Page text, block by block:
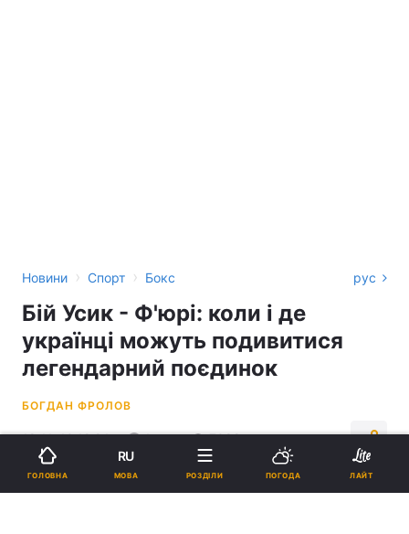
Новини › Спорт › Бокс рус
Бій Усик - Ф'юрі: коли і де
українці можуть подивитися
легендарний поєдинок
БОГДАН ФРОЛОВ
18:11, 10.12.24 1 хв. 7088
Підпишіться на нас в Google
ГОЛОВНА
RU
МОВА РОЗДІЛИ ПОГОДА ЛАЙТ